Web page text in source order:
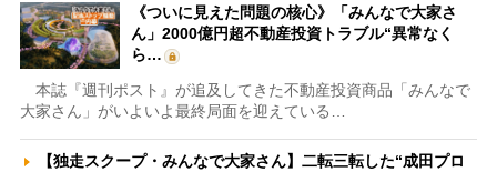
《ついに見えた問題の核心》「みんなで大家さ
ん」2000億円超不動産投資トラブル“異常なく
ら…
本誌『週刊ポスト』が追及してきた不動産投資商品「みんなで
大家さん」がいよいよ最終局面を迎えている…
【独走スクープ・みんなで大家さん】二転三転した“成田プロ